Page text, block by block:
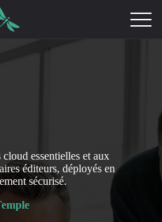
essentielles et aux
éditeurs, déployés en
sécurisé.